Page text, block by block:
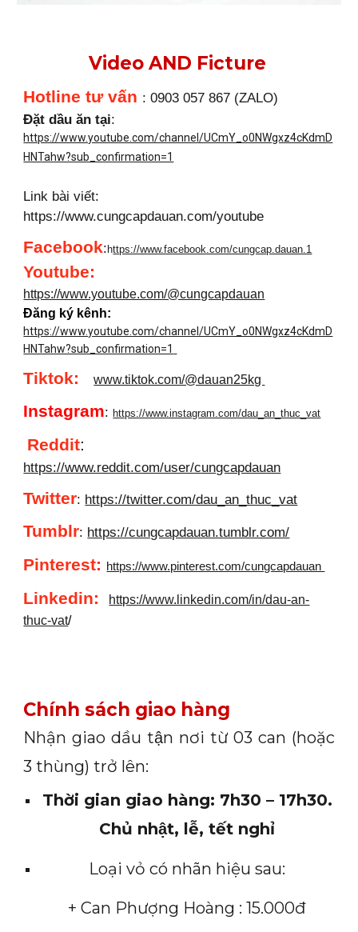
Video AND Ficture
Hotline tư vấn : 0903 057 867 (ZALO)
Đặt dầu ăn tại:
https://www.youtube.com/channel/UCmY_o0NWgxz4cKdmD
HNTahw?sub_confirmation=1
Link bài viết:
https://www.cungcapdauan.com/youtube
Facebook: https://www.facebook.com/cungcap.dauan.1
Youtube:
https://www.youtube.com/@cungcapdauan
Đăng ký kênh:
https://www.youtube.com/channel/UCmY_o0NWgxz4cKdmD
HNTahw?sub_confirmation=1
Tiktok:www.tiktok.com/@dauan25kg
Instagram: https://www.instagram.com/dau_an_thuc_vat
Reddit:
https://www.reddit.com/user/cungcapdauan
Twitter: https://twitter.com/dau_an_thuc_vat
Tumblr: https://cungcapdauan.tumblr.com/
Pinterest: https://www.pinterest.com/cungcapdauan
Linkedin:
https://www.linkedin.com/in/dau-an-
thuc-vat/
Chính sách giao hàng
Nhận giao dầu tận nơi từ 03 can (hoặc
3 thùng) trở lên:
Thời gian giao hàng: 7h30 – 17h30.
Chủ nhật, lễ, tết nghỉ
Loại vỏ có nhãn hiệu sau:
+ Can Phượng Hoàng : 15.000đ